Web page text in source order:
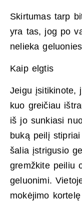
Skirtumas tarp
yra tas, jog po
nelieka
Kaip elgtis
Jeigu įsitikinote,
kuo greičiau
iš jo sunkiasi
buką peilį
šalia įstrigusio
gremžkite peiliu
geluonimi.
mokėjimo